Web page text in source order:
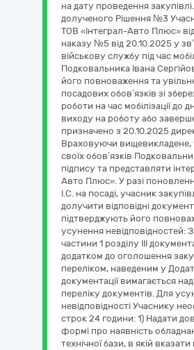
на дату проведення
долученого Рішення №3
ТОВ «Інтеграл-Авто Плюс»
наказу №5 від 20.10.2025 у
військову службу під час
Подковальника Івана
його повноваження та
посадових обов’язків зі
роботи на час мобілізації до
виходу на роботу або
призначено з 20.10.2025
Враховуючи вищевикладене,
своїх обов’язків
підпису та представляти
Авто Плюс». У разі
І.С. на посаді, учасник
долучити відповідні
підтверджують його
усунення невідповідностей:
частини 1 розділу ІІІ
додатком до оголошення
переліком, наведеним у
документації вимагається
переліку документів. Для
невідповідності Учаснику
строк 24 години: 1) Надати
формі про наявність
технічної бази, в якій